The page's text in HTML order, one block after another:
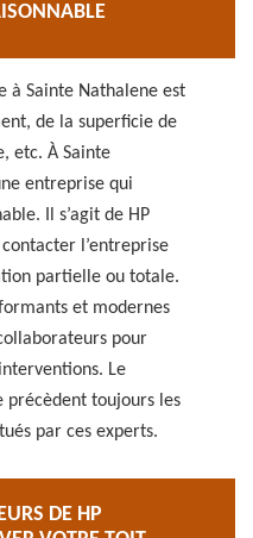
à Sainte Nathalene est
de la superficie de
etc. À Sainte
entreprise qui
Il s’agit de HP
l’entreprise
partielle ou totale.
et modernes
pour
Le
précèdent toujours les
par ces experts.
DE HP